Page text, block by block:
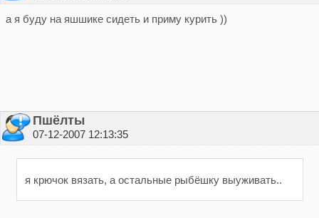
а я буду на яшшике сидеть и приму курить ))
Пшёлты
07-12-2007 12:13:35
я крючок вязать, а остальные рыбёшку выуживать..